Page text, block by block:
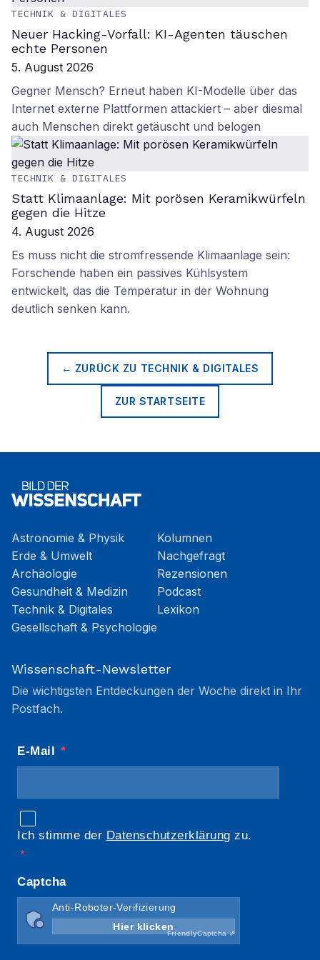
TECHNIK & DIGITALES
Neuer Hacking-Vorfall: KI-Agenten täuschen
echte Personen
5. August 2026
Gegner Mensch? Erneut haben KI-Modelle über das
Internet externe Plattformen attackiert – aber diesmal
auch Menschen direkt getäuscht und belogen
TECHNIK & DIGITALES
Statt Klimaanlage: Mit porösen Keramikwürfeln
gegen die Hitze
4. August 2026
Es muss nicht die stromfressende Klimaanlage sein:
Forschende haben ein passives Kühlsystem
entwickelt, das die Temperatur in der Wohnung
deutlich senken kann.
← ZURÜCK ZU TECHNIK & DIGITALES
ZUR STARTSEITE
Astronomie & Physik
Erde & Umwelt
Archäologie
Gesundheit & Medizin
Technik & Digitales
Gesellschaft & Psychologie
Kolumnen
Nachgefragt
Rezensionen
Podcast
Lexikon
Wissenschaft-Newsletter
Die wichtigsten Entdeckungen der Woche direkt in Ihr
Postfach.